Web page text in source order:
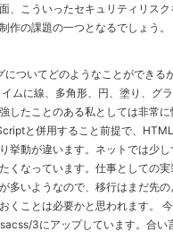
、こういったセキュリティリス
作の課題の一つとなるでしょう。
ついてどのようなことができる
ムに線、多角形、円、塗り、グ
したことのある私としては非常に
と併用すること前提で、
挙動が違います。ネットでは少
くなっています。仕事としての
多いようなので、移行はまだ先
くことは必要かと思われます。
3にアップしています。合い